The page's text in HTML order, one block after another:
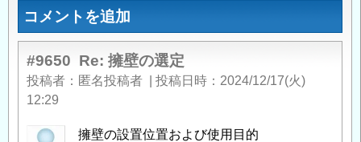
ず
コメントを追加
#9650 Re: 擁壁の選定
投稿者 匿名投稿者 投稿日時
2024/12/17(火)
12:29
擁壁の設置位置および使用目的